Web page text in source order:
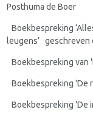
Posthuma de Boer
Boekbespreking
leugens’ geschreven
Boekbespreking van
Boekbespreking 'De
Boekbespreking 'De